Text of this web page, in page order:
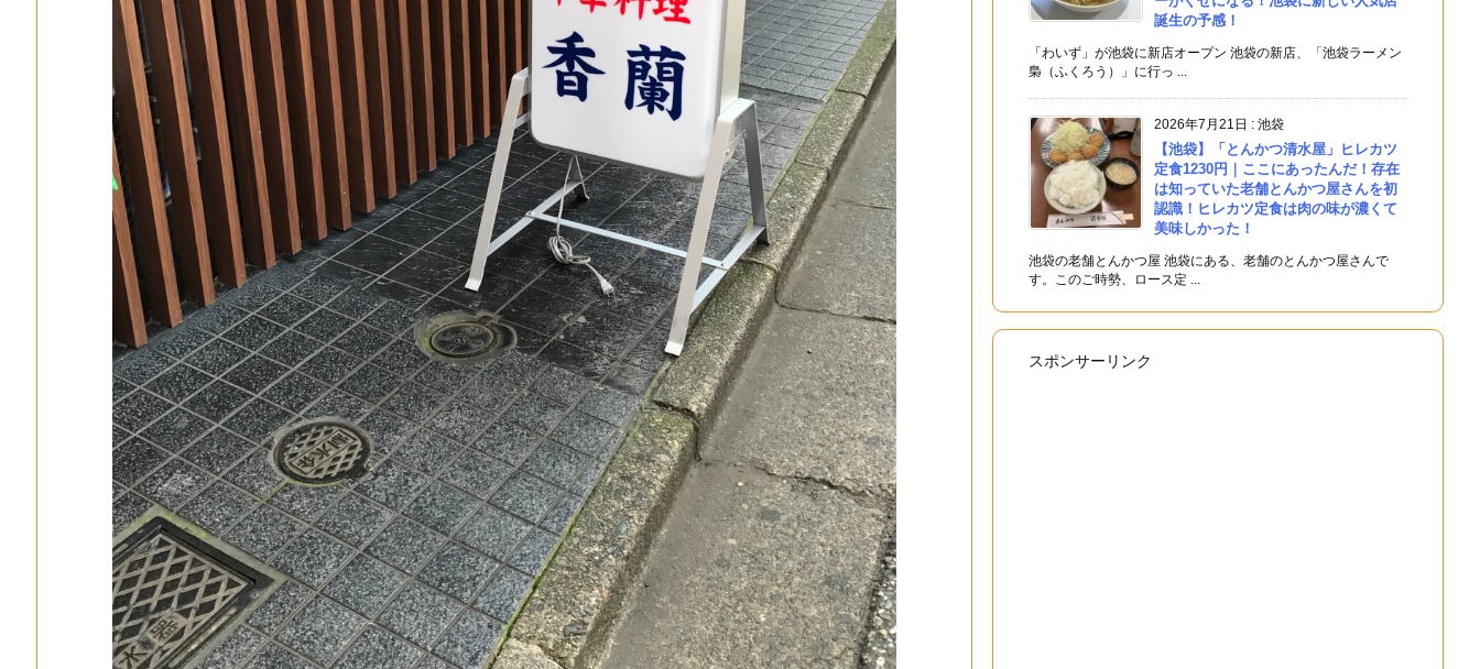
誕生の予感！
「わいず」が池袋に新店オープン 池袋の新店、「池袋ラーメン
梟（ふくろう）」に行っ ...
2026年7月21日 : 池袋
【池袋】「とんかつ清水屋」ヒレカツ
定食1230円｜ここにあったんだ！存在
は知っていた老舗とんかつ屋さんを初
認識！ヒレカツ定食は肉の味が濃くて
美味しかった！
池袋の老舗とんかつ屋 池袋にある、老舗のとんかつ屋さんで
す。このご時勢、ロース定 ...
スポンサーリンク